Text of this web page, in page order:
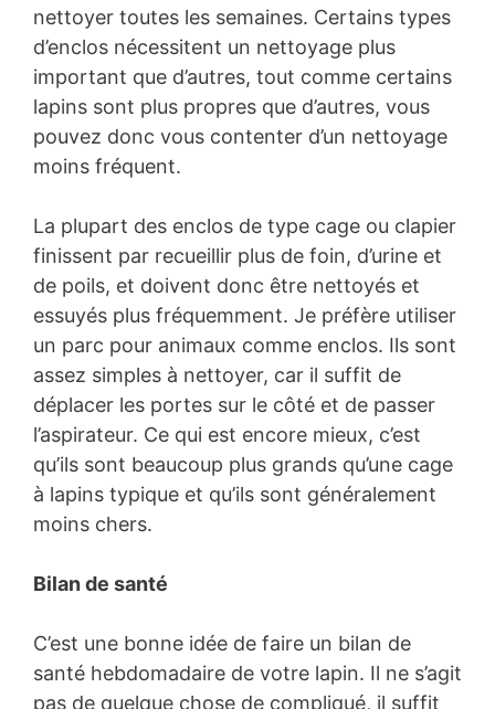
nettoyer toutes les semaines. Certains types
d’enclos nécessitent un nettoyage plus
important que d’autres, tout comme certains
lapins sont plus propres que d’autres, vous
pouvez donc vous contenter d’un nettoyage
moins fréquent.
La plupart des enclos de type cage ou clapier
finissent par recueillir plus de foin, d’urine et
de poils, et doivent donc être nettoyés et
essuyés plus fréquemment. Je préfère utiliser
un parc pour animaux comme enclos. Ils sont
assez simples à nettoyer, car il suffit de
déplacer les portes sur le côté et de passer
l’aspirateur. Ce qui est encore mieux, c’est
qu’ils sont beaucoup plus grands qu’une cage
à lapins typique et qu’ils sont généralement
moins chers.
Bilan de santé
C’est une bonne idée de faire un bilan de
santé hebdomadaire de votre lapin. Il ne s’agit
pas de quelque chose de compliqué, il suffit